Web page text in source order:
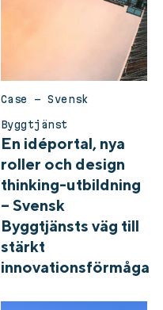
Case – Svensk
Byggtjänst
En idéportal, nya
roller och design
thinking-utbildning
– Svensk
Byggtjänsts väg till
stärkt
innovationsförmåga